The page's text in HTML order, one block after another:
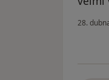
28.